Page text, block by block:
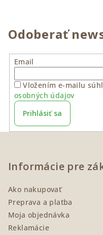
Odoberať
Email
Vložením e-mailu
osobných údajov
Prihlásiť sa
Informácie pre
Ako nakupovať
Preprava a platba
Moja objednávka
Reklamácie